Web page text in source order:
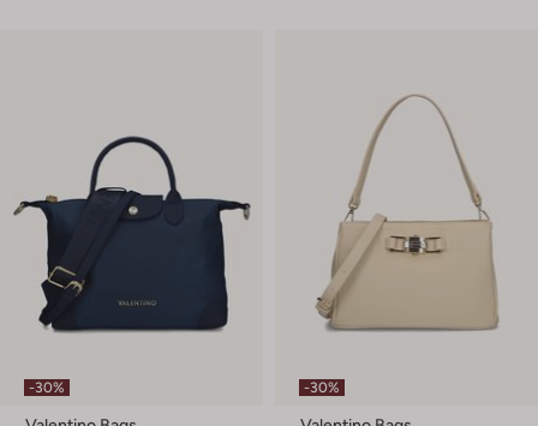
-30% -30%